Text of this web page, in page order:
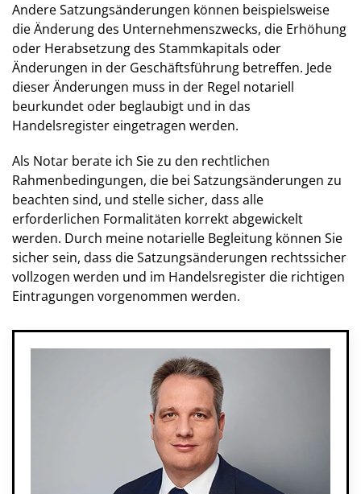
Andere Satzungsänderungen können beispielsweise
die Änderung des Unternehmenszwecks, die Erhöhung
oder Herabsetzung des Stammkapitals oder
Änderungen in der Geschäftsführung betreffen. Jede
dieser Änderungen muss in der Regel notariell
beurkundet oder beglaubigt und in das
Handelsregister eingetragen werden.
Als Notar berate ich Sie zu den rechtlichen
Rahmenbedingungen, die bei Satzungsänderungen zu
beachten sind, und stelle sicher, dass alle
erforderlichen Formalitäten korrekt abgewickelt
werden. Durch meine notarielle Begleitung können Sie
sicher sein, dass die Satzungsänderungen rechtssicher
vollzogen werden und im Handelsregister die richtigen
Eintragungen vorgenommen werden.